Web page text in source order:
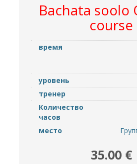
Bachata soolo
course
время
уровень
тренер
Количество
часов
место
35.00 €